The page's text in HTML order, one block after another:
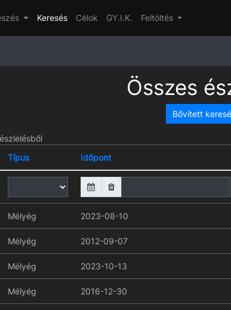
Keresés Célok GY.I.K. Feltöltés
Összes
Bővített
észlelésből
Típus Időpont
Mélyég 2023-08-10
Mélyég 2012-09-07
Mélyég 2023-10-13
Mélyég 2016-12-30